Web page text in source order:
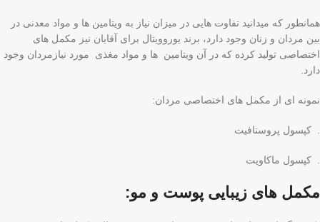
همانطور که میدانید تفاوت هایی در میزان نیاز به ویتامین ها و مواد معدنی در
بین مردان و زنان وجود دارد، برند یوروویتال برای آقایان نیز مکمل های
اختصاصی تولید کرده که در آن ویتامین ها و مواد مغذی مورد نیازمردان وجود
دارد.
نمونه ای از مکمل های اختصاصی مردان:
. کپسول پروستافیت
. کپسول ماکاویت
مکمل های زیبایی پوست و مو: